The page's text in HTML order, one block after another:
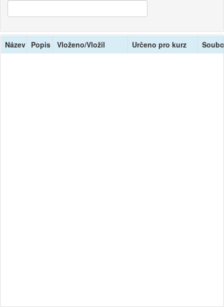
Název Popis Vloženo/Vložil Určeno pro kurz